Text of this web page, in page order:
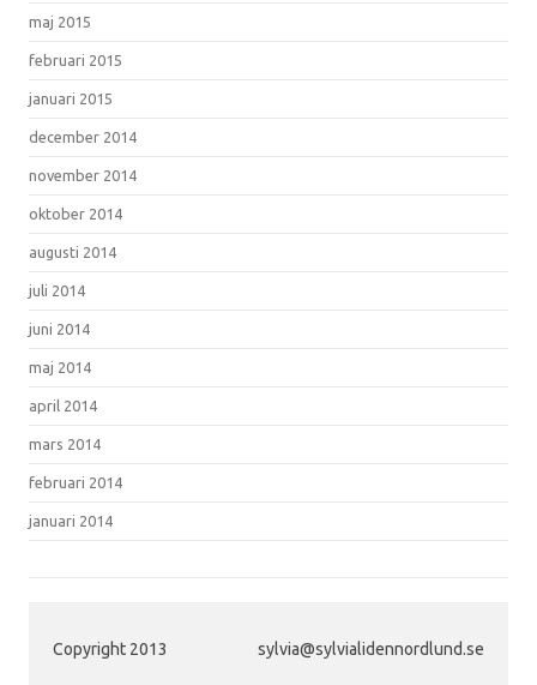
maj 2015
februari 2015
januari 2015
december 2014
november 2014
oktober 2014
augusti 2014
juli 2014
juni 2014
maj 2014
april 2014
mars 2014
februari 2014
januari 2014
Copyright 2013 sylvia@sylvialidennordlund.se